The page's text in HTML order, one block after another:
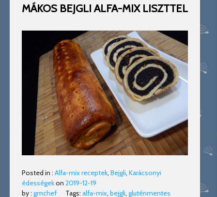
MÁKOS BEJGLI ALFA-MIX LISZTTEL
Posted in : Alfa-mix receptek, Bejgli, Karácsonyi
édességekon 2019-12-19
by : gmchef Tags: alfa-mix, bejgli, gluténmentes